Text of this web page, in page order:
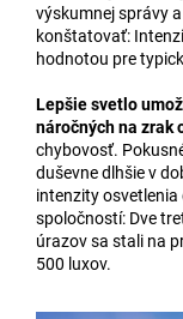
výskumnej správy
konštatovať:
hodnotou pre
Lepšie svetlo
náročných na zrak
chybovosť.
duševne dlhšie v
intenzity
spoločností: Dve
úrazov sa stali na
500 luxov.